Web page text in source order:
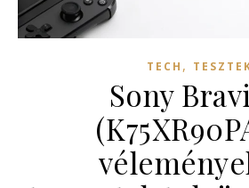
TECH ,
Sony